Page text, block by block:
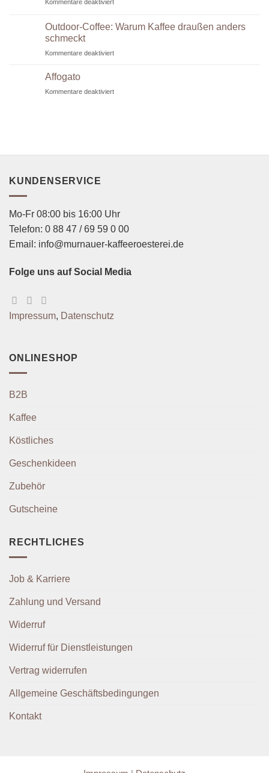
Kommentare deaktiviert
Sangria
Outdoor-Coffee: Warum Kaffee draußen anders
schmeckt
Kommentare deaktiviertfür
Kaffee
Affogato
Kommentare deaktiviertfür
KUNDENSERVICE
Mo-Fr 08:00 bis 16:00 Uhr
Telefon: 0 88 47 / 69 59 0 00
Email: info@murnauer-kaffeeroesterei.de
Folge uns auf Social Media
Impressum, Datenschutz
ONLINESHOP
B2B
Kaffee
Köstliches
Geschenkideen
Zubehör
Gutscheine
RECHTLICHES
Job & Karriere
Zahlung und Versand
Widerruf
Widerruf für Dienstleistungen
Vertrag widerrufen
Allgemeine Geschäftsbedingungen
Kontakt